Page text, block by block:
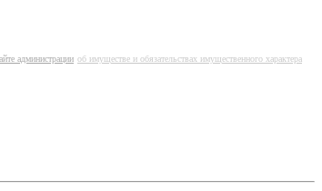
администрации об имуществе и обязательствах имущественного характера